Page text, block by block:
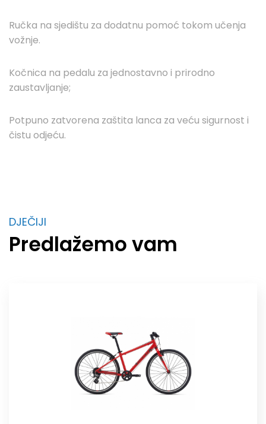
Ručka na sjedištu za dodatnu pomoć tokom učenja
vožnje.
Kočnica na pedalu za jednostavno i prirodno
zaustavljanje;
Potpuno zatvorena zaštita lanca za veću sigurnost i
čistu odjeću.
DJEČIJI
Predlažemo vam